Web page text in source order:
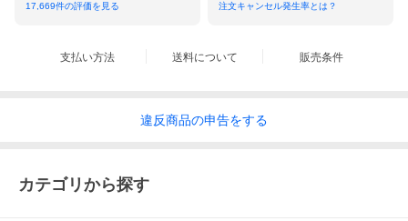
17,669件の評価を見る 注文キャンセル発生率とは？
支払い方法 送料について 販売条件
違反商品の申告をする
カテゴリから探す